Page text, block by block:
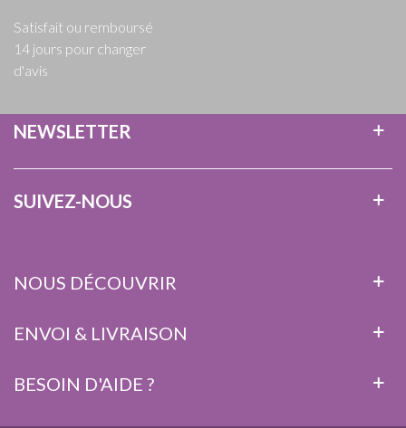
Satisfait ou remboursé
14 jours pour changer
d'avis
NEWSLETTER
SUIVEZ-NOUS
NOUS DÉCOUVRIR
ENVOI & LIVRAISON
BESOIN D'AIDE ?